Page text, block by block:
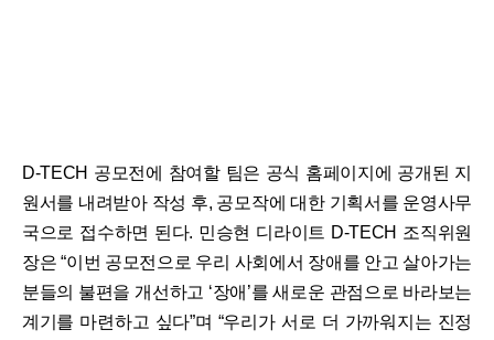
D-TECH 공모전에 참여할 팀은 공식 홈페이지에 공개된 지
원서를 내려받아 작성 후, 공모작에 대한 기획서를 운영사무
국으로 접수하면 된다. 민승현 디라이트 D-TECH 조직위원
장은 “이번 공모전으로 우리 사회에서 장애를 안고 살아가는
분들의 불편을 개선하고 ‘장애’를 새로운 관점으로 바라보는
계기를 마련하고 싶다”며 “우리가 서로 더 가까워지는 진정